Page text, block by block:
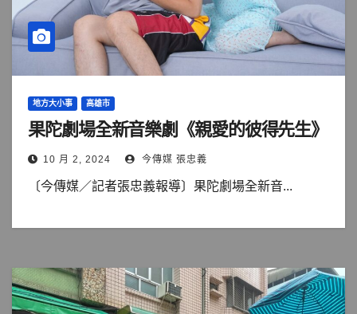
地方大小事 高雄市
果陀劇場全新音樂劇《親愛的彼得先生》
10 月 2, 2024 今傳媒 張忠義
〔今傳媒／記者張忠義報導〕果陀劇場全新音...